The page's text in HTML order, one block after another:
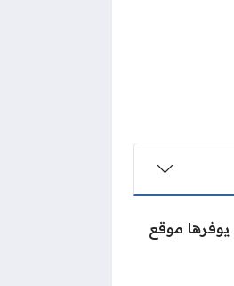
يوفرها موقع